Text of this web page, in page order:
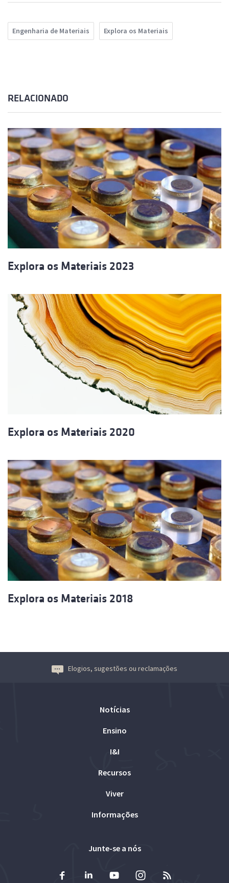
Engenharia de Materiais Explora os Materiais
RELACIONADO
Explora os Materiais 2023
Explora os Materiais 2020
Explora os Materiais 2018
Elogios, sugestões ou reclamações
Notícias
Ensino
I&I
Recursos
Viver
Informações
Junte-se a nós